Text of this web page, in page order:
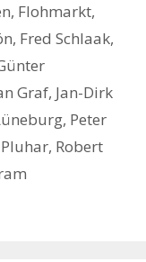
, Flohmarkt,
, Fred Schlaak,
Graf, Jan-Dirk
, Peter
, Robert